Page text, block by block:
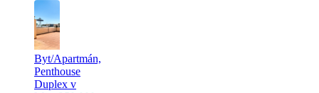
Byt/Apartmán,
Penthouse
Duplex v